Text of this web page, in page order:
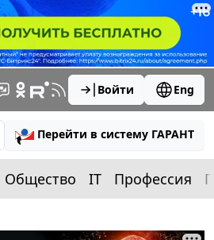
Войти Eng
Перейти в систему ГАРАНТ
Общество IT Профессия